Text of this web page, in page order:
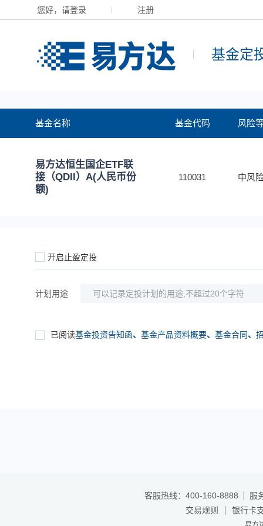
您好，请登录 注册
基金定
基金名称 基金代码 风险
易方达恒生国企ETF联
接（QDII）A(人民币份
额)
110031 中风
开启止盈定投
计划用途
已阅读基金投资告知函、 基金产品资料概要、 基金合同、
客服热线：400-160-8888
服
交易规则
银行卡